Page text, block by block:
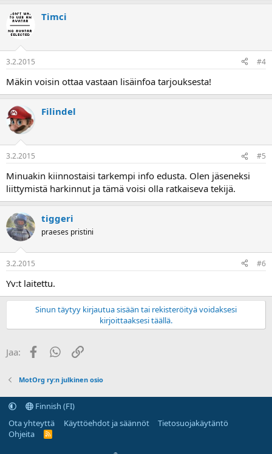
Timci
3.2.2015 #4
Mäkin voisin ottaa vastaan lisäinfoa tarjouksesta!
Filindel
3.2.2015 #5
Minuakin kiinnostaisi tarkempi info edusta. Olen jäseneksi
liittymistä harkinnut ja tämä voisi olla ratkaiseva tekijä.
tiggeri
praeses pristini
3.2.2015 #6
Yv:t laitettu.
Sinun täytyy kirjautua sisään tai rekisteröityä voidaksesi
kirjoittaaksesi täällä.
Jaa: FacebookWhatsApp
Linkki
MotOrg ry:n julkinen osio
Finnish (FI)
Ota yhteyttä
Käyttöehdot ja säännöt
Tietosuojakäytäntö
Ohjeita
R